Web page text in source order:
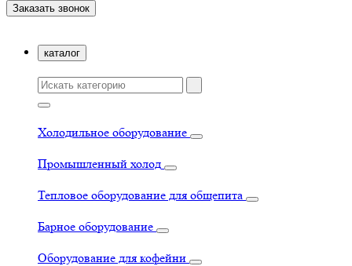
Заказать звонок
каталог
Холодильное оборудование
Промышленный холод
Тепловое оборудование для общепита
Барное оборудование
Оборудование для кофейни